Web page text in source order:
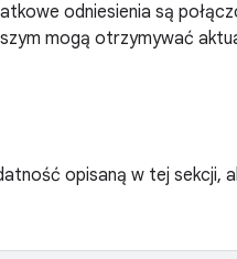
odniesienia są
mogą otrzymywać
opisaną w tej sekcji,